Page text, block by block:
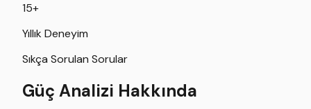
15+
Yıllık Deneyim
Sıkça Sorulan Sorular
Güç Analizi Hakkında